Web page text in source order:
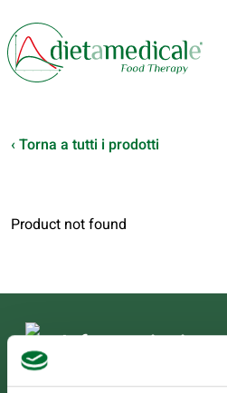
‹ Torna a tutti i prodotti
Product not found
Informazioni